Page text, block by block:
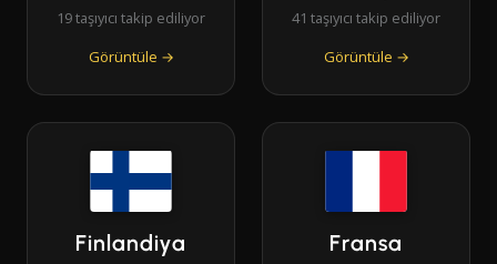
19 taşıyıcı takip ediliyor
Görüntüle →
41 taşıyıcı takip ediliyor
Görüntüle →
Finlandiya Fransa